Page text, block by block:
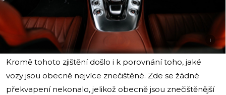
i
Kromě tohoto zjištění došlo i k porovnání toho, jaké
vozy jsou obecně nejvíce znečištěné. Zde se žádné
překvapení nekonalo, jelikož obecně jsou znečištěnější